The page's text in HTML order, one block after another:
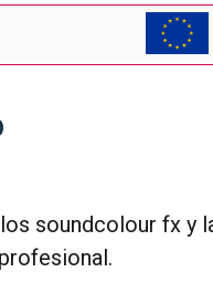
soundcolour fx y